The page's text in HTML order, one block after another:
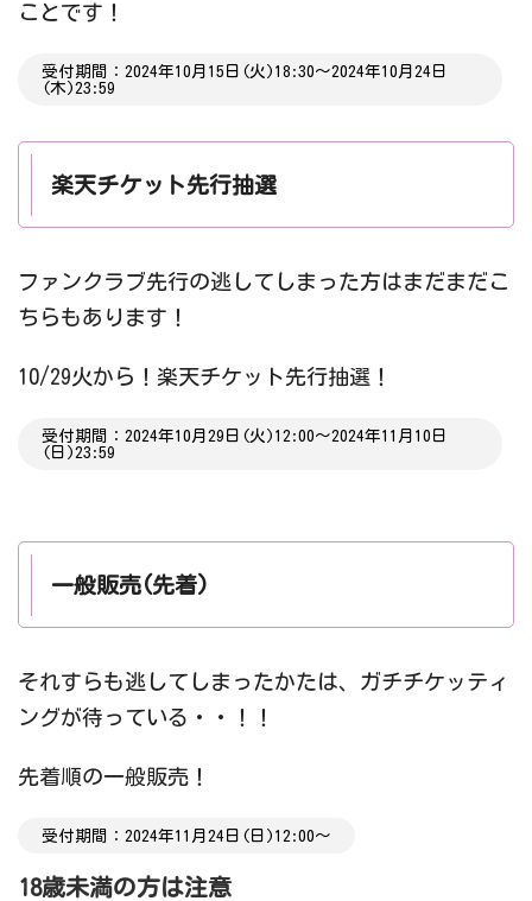
ことです！
受付期間：2024年10月15日(火)18:30〜2024年10月24日
(木)23:59
楽天チケット先行抽選
ファンクラブ先行の逃してしまった方はまだまだこ
ちらもあります！
10/29火から！楽天チケット先行抽選！
受付期間：2024年10月29日(火)12:00〜2024年11月10日
(日)23:59
一般販売(先着)
それすらも逃してしまったかたは、ガチチケッティ
ングが待っている・・！！
先着順の一般販売！
受付期間：2024年11月24日(日)12:00〜
18歳未満の方は注意